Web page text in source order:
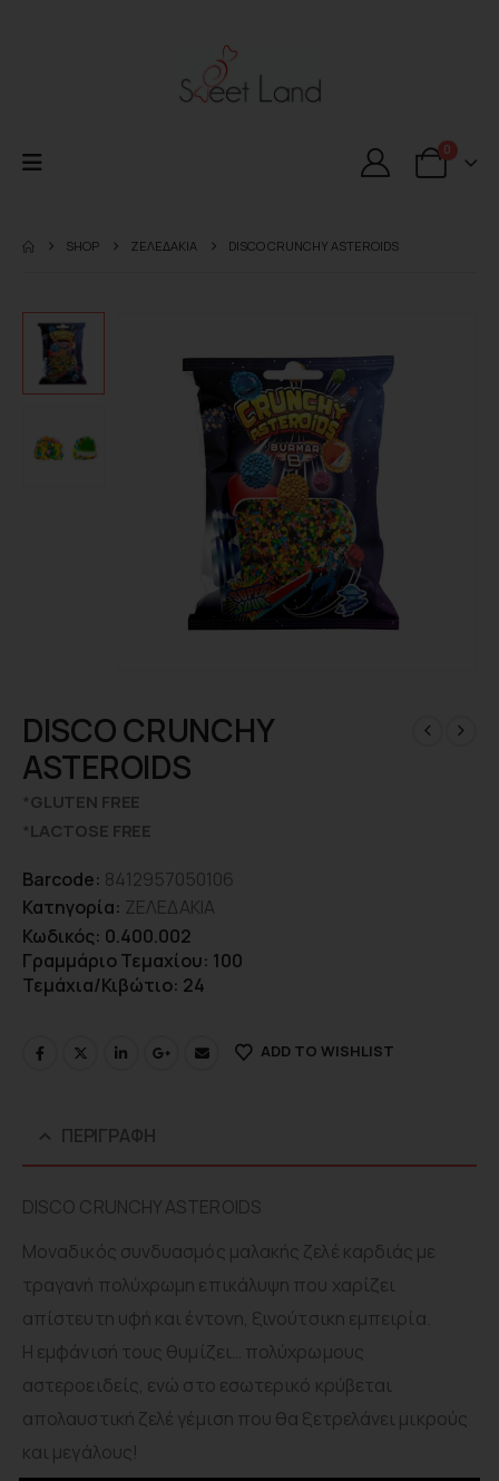
0
SHOP ΖΕΛΕΔΑΚΙΑ DISCO CRUNCHY ASTEROIDS
DISCO CRUNCHY
ASTEROIDS
*GLUTEN FREE
*LACTOSE FREE
Barcode: 8412957050106
Κατηγορία: ΖΕΛΕΔΑΚΙΑ
Κωδικός: 0.400.002
Γραμμάριο Τεμαχίου: 100
Τεμάχια/Κιβώτιο: 24
ADD TO WISHLIST
ΠΕΡΙΓΡΑΦΉ
DISCO CRUNCHY ASTEROIDS
Μοναδικός συνδυασμός μαλακής ζελέ καρδιάς με
τραγανή πολύχρωμη επικάλυψη που χαρίζει
απίστευτη υφή και έντονη, ξινούτσικη εμπειρία.
Η εμφάνισή τους θυμίζει… πολύχρωμους
αστεροειδείς, ενώ στο εσωτερικό κρύβεται
απολαυστική ζελέ γέμιση που θα ξετρελάνει μικρούς
και μεγάλους!